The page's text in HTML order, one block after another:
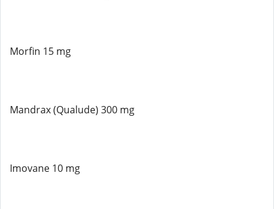
Morfin 15 mg
Mandrax (Qualude) 300 mg
Imovane 10 mg